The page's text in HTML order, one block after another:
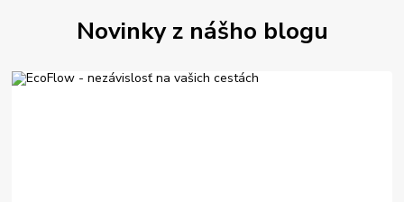
Novinky z nášho blogu